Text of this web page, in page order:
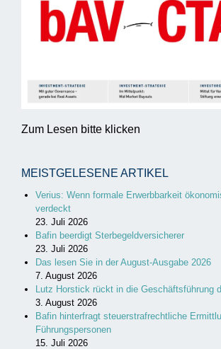
Zum Lesen bitte klicken
MEISTGELESENE ARTIKEL
Verius: Wenn formale Erwerbbarkeit
verdeckt
23. Juli 2026
Bafin beerdigt Sterbegeldversicherer
23. Juli 2026
Das lesen Sie in der August-Ausgabe 2026
7. August 2026
Lutz Horstick rückt in die Geschäftsführung
3. August 2026
Bafin hinterfragt steuerstrafrechtliche
Führungspersonen
15. Juli 2026